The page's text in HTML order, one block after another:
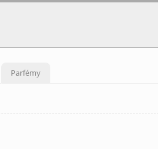
Parfémy